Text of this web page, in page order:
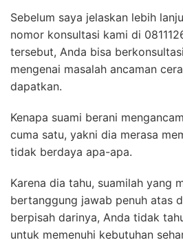
Sebelum saya jelaskan lebih
nomor konsultasi kami di
tersebut, Anda bisa
mengenai masalah ancaman
dapatkan.
Kenapa suami berani
cuma satu, yakni dia merasa
tidak berdaya apa-apa.
Karena dia tahu, suamilah yang
bertanggung jawab penuh atas
berpisah darinya, Anda tidak
untuk memenuhi kebutuhan